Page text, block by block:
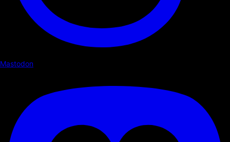
Mastodon